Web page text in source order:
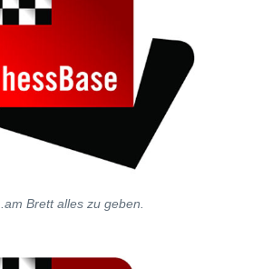
...am Brett alles zu geben.